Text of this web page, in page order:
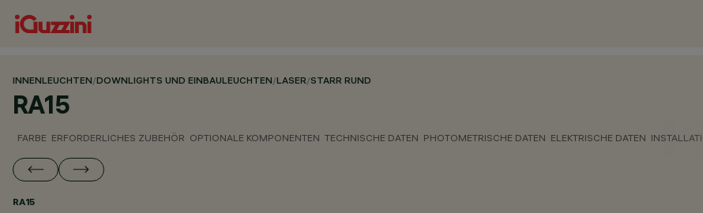
INNENLEUCHTEN/DOWNLIGHTS UND EINBAULEUCHTEN/LASER/STARR RUND
RA15
FARBE ERFORDERLICHES ZUBEHÖR OPTIONALE KOMPONENTEN TECHNISCHE DATEN PHOTOMETRISCHE DATEN ELEKTRISCHE DATEN
RA15